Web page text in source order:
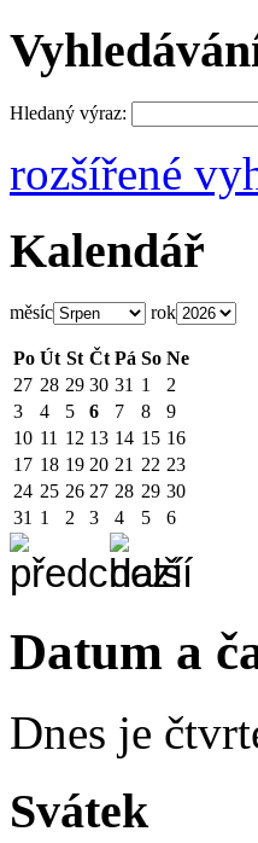
Hledaný výraz:
rozšířené
Kalendář
měsíc rok
Po Út St Čt Pá So Ne
27 28 29 30 31 1
2
3
4 5 6 7 8
9
10 11 12 13 14 15 16
17 18 19 20 21 22 23
24 25 26 27 28 29 30
31 1 2 3 4 5 6
Datum a
Dnes je
Svátek